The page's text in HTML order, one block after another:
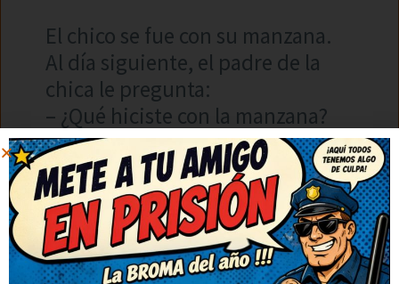
El chico se fue con su manzana.
Al día siguiente, el padre de la
chica le pregunta:
– ¿Qué hiciste con la manzana?
– Pues me quedé con hambre, así
que me la comí.
– ¡MUY MAL! Nosotros los
catalanes pelamos la manzana y
con la cáscara hacemos un vino
delicioso, después la cortamos en